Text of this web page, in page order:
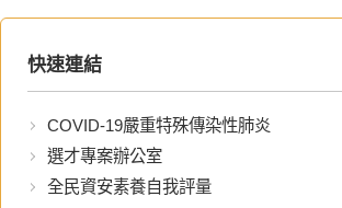
快速連結
COVID-19嚴重特殊傳染性肺炎
選才專案辦公室
全民資安素養自我評量